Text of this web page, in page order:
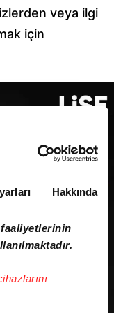
Hakkında
veya ilgi
için